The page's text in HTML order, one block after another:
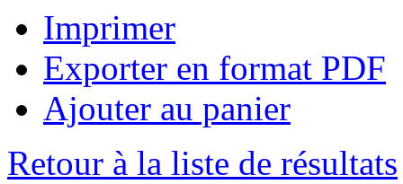
Imprimer
Exporter en format PDF
Ajouter au panier
Retour à la liste de résultats